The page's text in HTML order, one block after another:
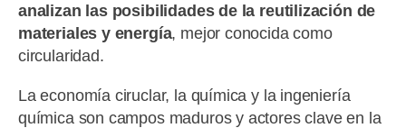
analizan las posibilidades de la reutilización de
materiales y energía, mejor conocida como
circularidad.
La economía ciruclar, la química y la ingeniería
química son campos maduros y actores clave en la